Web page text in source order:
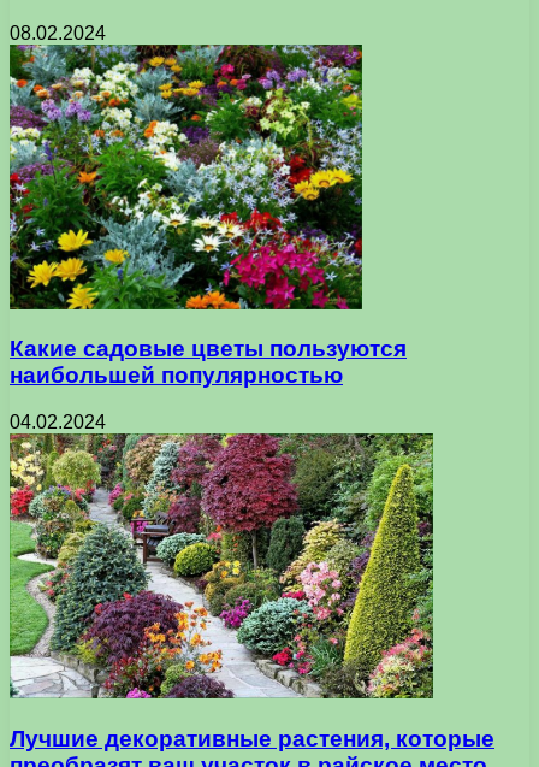
08.02.2024
Какие садовые цветы пользуются
наибольшей популярностью
04.02.2024
Лучшие декоративные растения, которые